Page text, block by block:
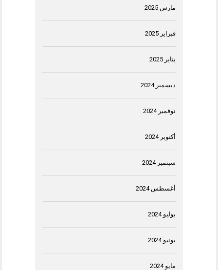
مارس 2025
فبراير 2025
يناير 2025
ديسمبر 2024
نوفمبر 2024
أكتوبر 2024
سبتمبر 2024
أغسطس 2024
يوليو 2024
يونيو 2024
مايو 2024